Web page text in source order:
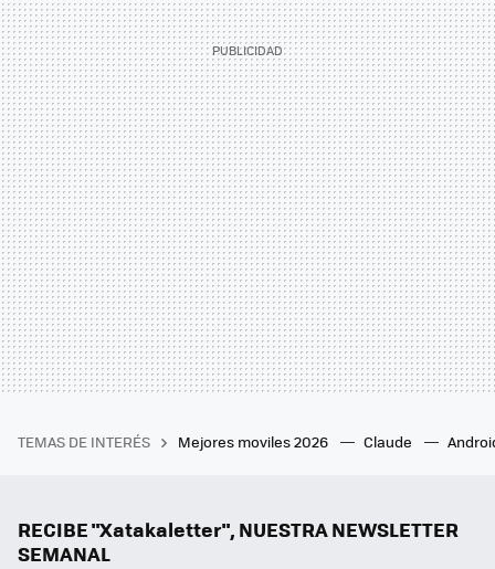
TEMAS DE INTERÉS Mejores moviles 2026 Claude
RECIBE "Xatakaletter", NUESTRA NEWSLETTER
SEMANAL